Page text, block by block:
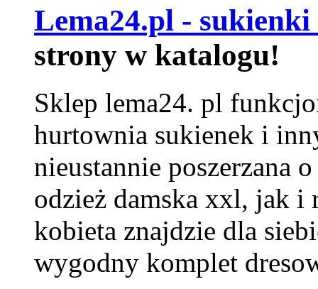
Lema24.pl -
strony w katalogu!
Sklep lema24. pl
hurtownia sukienek i
nieustannie poszerzana
odzież damska xxl, jak i
kobieta znajdzie dla
wygodny komplet